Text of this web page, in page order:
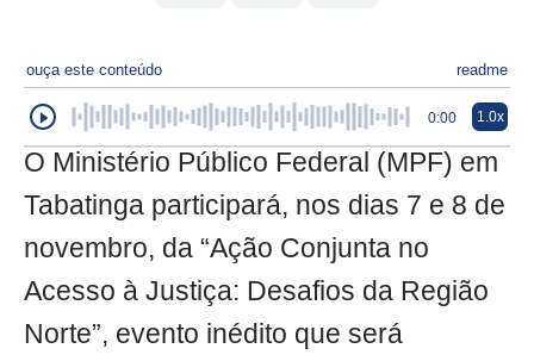
ouça este conteúdo readme
0:00 1.0x
O Ministério Público Federal (MPF) em
Tabatinga participará, nos dias 7 e 8 de
novembro, da “Ação Conjunta no
Acesso à Justiça: Desafios da Região
Norte”, evento inédito que será